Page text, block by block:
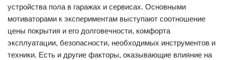
устройства пола в гаражах и сервисах. Основными
мотиваторами к экспериментам выступают соотношение
цены покрытия и его долговечности, комфорта
эксплуатации, безопасности, необходимых инструментов и
техники. Есть и другие факторы, оказывающие влияние на